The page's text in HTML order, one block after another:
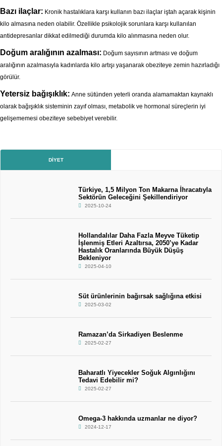
Bazı ilaçlar: Kronik hastalıklara karşı kullanın bazı ilaçlar iştah açarak kişinin
kilo almasına neden olabilir. Özellikle psikolojik sorunlara karşı kullanılan
antidepresanlar dikkat edilmediği durumda kilo alınmasına neden olur.
Doğum aralığının azalması: Doğum sayısının artması ve doğum
aralığının azalmasıyla kadınlarda kilo artışı yaşanarak obeziteye zemin hazırladığı
görülür.
Yetersiz bağışıklık: Anne sütünden yeterli oranda alamamaktan kaynaklı
olarak bağışıklık sisteminin zayıf olması, metabolik ve hormonal süreçlerin iyi
gelişememesi obeziteye sebebiyet verebilir.
DIYET
Türkiye, 1,5 Milyon Ton Makarna İhracatıyla
Sektörün Geleceğini Şekillendiriyor
2025-10-24
Hollandalılar Daha Fazla Meyve Tüketip
İşlenmiş Etleri Azaltırsa, 2050’ye Kadar
Hastalık Oranlarında Büyük Düşüş
Bekleniyor
2025-04-10
Süt ürünlerinin bağırsak sağlığına etkisi
2025-03-02
Ramazan’da Sirkadiyen Beslenme
2025-02-27
Baharatlı Yiyecekler Soğuk Algınlığını
Tedavi Edebilir mi?
2025-02-27
Omega-3 hakkında uzmanlar ne diyor?
2024-12-17